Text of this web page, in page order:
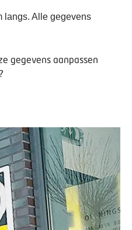
langs. Alle gegevens
gegevens aanpassen